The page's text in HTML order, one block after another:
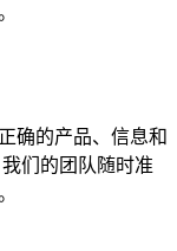
确的产品、信息和
们的团队随时准